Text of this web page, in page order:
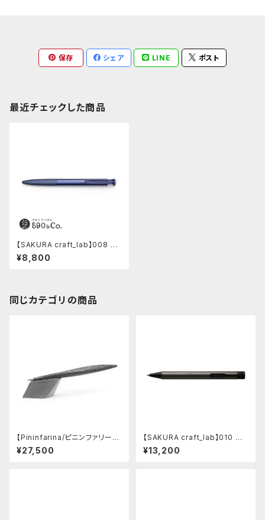
保存 シェア LINE ポスト
最近チェックした商品
【SAKURA craft_lab】008 ア
ルミニウムエディション (ファン
クブルー)
¥8,800
同じカテゴリの商品
【Pininfarina/ピニンファリー
ナ】Speedform (チタン)
¥27,500
【SAKURA craft_lab】010 ゲ
ルインキボールペン (ハンマート
ーン チャコール)
¥13,200